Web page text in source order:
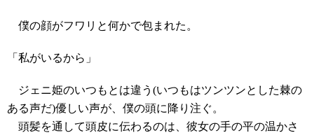
僕の顔がフワリと何かで包まれた。
「私がいるから」
ジェニ姫のいつもとは違う(いつもはツンツンとした棘の
ある声だ)優しい声が、僕の頭に降り注ぐ。
頭髪を通して頭皮に伝わるのは、彼女の手の平の温かさ